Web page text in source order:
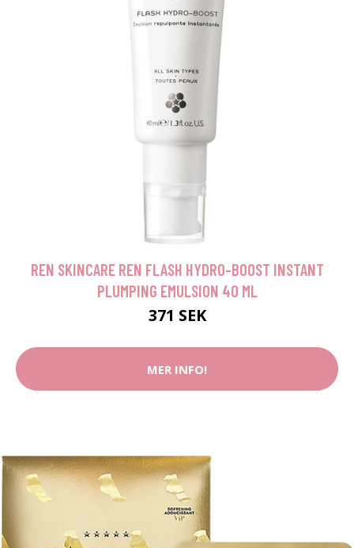
REN SKINCARE REN FLASH HYDRO-BOOST INSTANT
PLUMPING EMULSION 40 ML
371 SEK
MER INFO!